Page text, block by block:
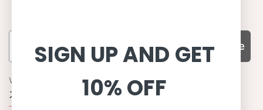
Subscribe
WHY CHOOSE US?
기능성과 품질, 그리고 디자인
SIGN UP AND GET
10% OFF